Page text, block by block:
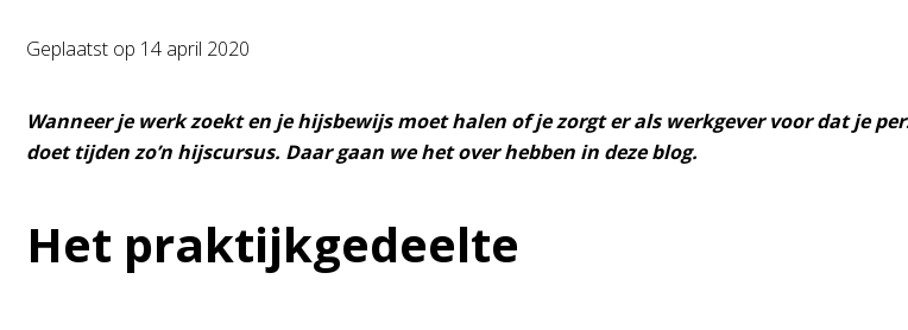
Geplaatst op 14 april 2020
Wanneer je werk zoekt en je hijsbewijs moet halen of je zorgt er als werkgever voor dat je
doet tijden zo’n hijscursus. Daar gaan we het over hebben in deze blog.
Het praktijkgedeelte